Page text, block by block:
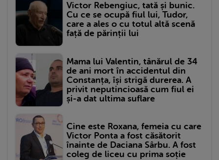
Victor Rebengiuc, tată și bunic.
Cu ce se ocupă fiul lui, Tudor,
care a ales o cu totul altă scenă
față de părinții lui
Mama lui Valentin, tânărul de 34
de ani mort în accidentul din
Constanța, își strigă durerea. A
privit neputincioasă cum fiul ei
și-a dat ultima suflare
Cine este Roxana, femeia cu care
Victor Ponta a fost căsătorit
înainte de Daciana Sârbu. A fost
coleg de liceu cu prima soție